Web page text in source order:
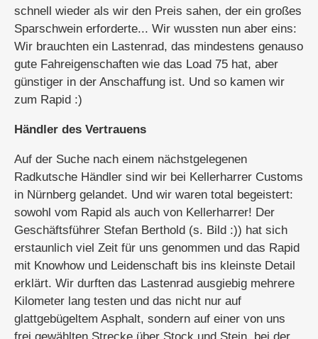
schnell wieder als wir den Preis sahen, der ein großes
Sparschwein erforderte... Wir wussten nun aber eins:
Wir brauchten ein Lastenrad, das mindestens genauso
gute Fahreigenschaften wie das Load 75 hat, aber
günstiger in der Anschaffung ist. Und so kamen wir
zum Rapid :)
Händler des Vertrauens
Auf der Suche nach einem nächstgelegenen
Radkutsche Händler sind wir bei Kellerharrer Customs
in Nürnberg gelandet. Und wir waren total begeistert:
sowohl vom Rapid als auch von Kellerharrer! Der
Geschäftsführer Stefan Berthold (s. Bild :)) hat sich
erstaunlich viel Zeit für uns genommen und das Rapid
mit Knowhow und Leidenschaft bis ins kleinste Detail
erklärt. Wir durften das Lastenrad ausgiebig mehrere
Kilometer lang testen und das nicht nur auf
glattgebügeltem Asphalt, sondern auf einer von uns